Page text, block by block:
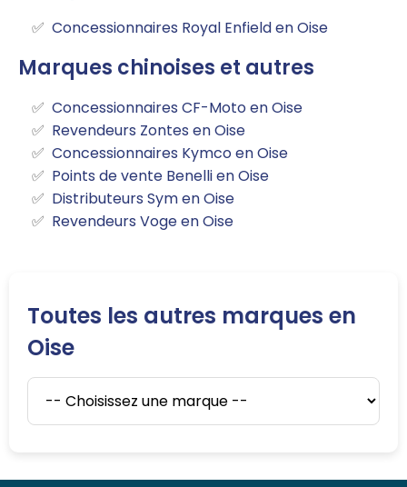
Concessionnaires Royal Enfield en Oise
Marques chinoises et autres
Concessionnaires CF-Moto en Oise
Revendeurs Zontes en Oise
Concessionnaires Kymco en Oise
Points de vente Benelli en Oise
Distributeurs Sym en Oise
Revendeurs Voge en Oise
Toutes les autres marques en
Oise